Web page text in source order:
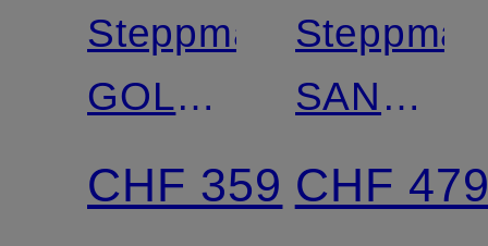
Steppmantel
GOLDMINE
EXTRA
LONG
CHF 359
SUPER
LONG
CHF